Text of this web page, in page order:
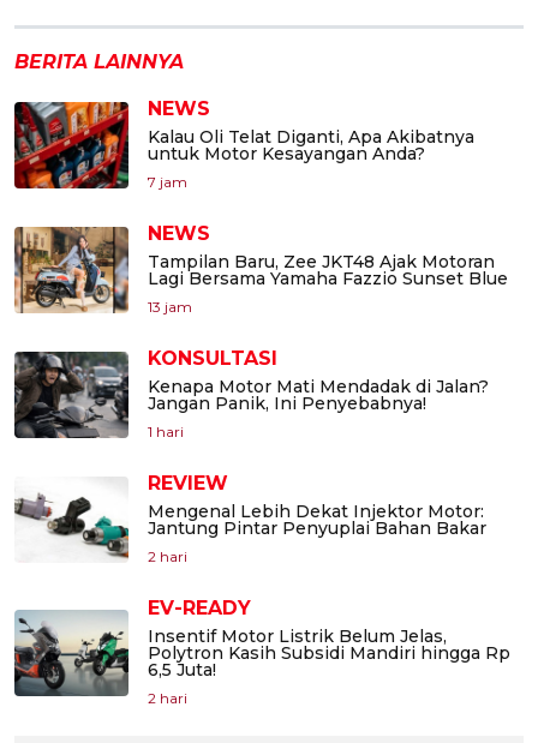
BERITA LAINNYA
NEWS
Kalau Oli Telat Diganti, Apa Akibatnya
untuk Motor Kesayangan Anda?
7 jam
NEWS
Tampilan Baru, Zee JKT48 Ajak Motoran
Lagi Bersama Yamaha Fazzio Sunset Blue
13 jam
KONSULTASI
Kenapa Motor Mati Mendadak di Jalan?
Jangan Panik, Ini Penyebabnya!
1 hari
REVIEW
Mengenal Lebih Dekat Injektor Motor:
Jantung Pintar Penyuplai Bahan Bakar
2 hari
EV-READY
Insentif Motor Listrik Belum Jelas,
Polytron Kasih Subsidi Mandiri hingga Rp
6,5 Juta!
2 hari